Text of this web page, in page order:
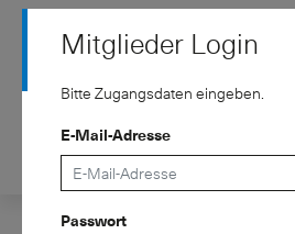
Kontakt de fr
Verband
Mitglieder Login
Bitte Zugangsdaten eingeben.
E-Mail-Adresse
Passwort